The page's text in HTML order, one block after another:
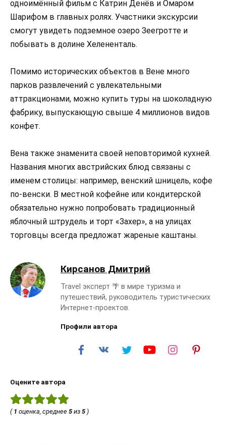
одноимённый фильм с Катрин Денёв и Омаром
Шарифом в главных ролях. Участники экскурсии
смогут увидеть подземное озеро Зеегротте и
побывать в долине Хелененталь.
Помимо исторических объектов в Вене много
парков развлечений с увлекательными
аттракционами, можно купить туры на шоколадную
фабрику, выпускающую свыше 4 миллионов видов
конфет.
Вена также знаменита своей неповторимой кухней.
Названия многих австрийских блюд связаны с
именем столицы: например, венский шницель, кофе
по-венски. В местной кофейне или кондитерской
обязательно нужно попробовать традиционный
яблочный штрудель и торт «Захер», а на улицах
торговцы всегда предложат жареные каштаны.
Кирсанов Дмитрий
Travel эксперт 🌴 в мире туризма и
путешествий, руководитель туристических
Интернет-проектов.
Профили автора
Оцените автора
( 1 оценка, среднее 5 из 5 )